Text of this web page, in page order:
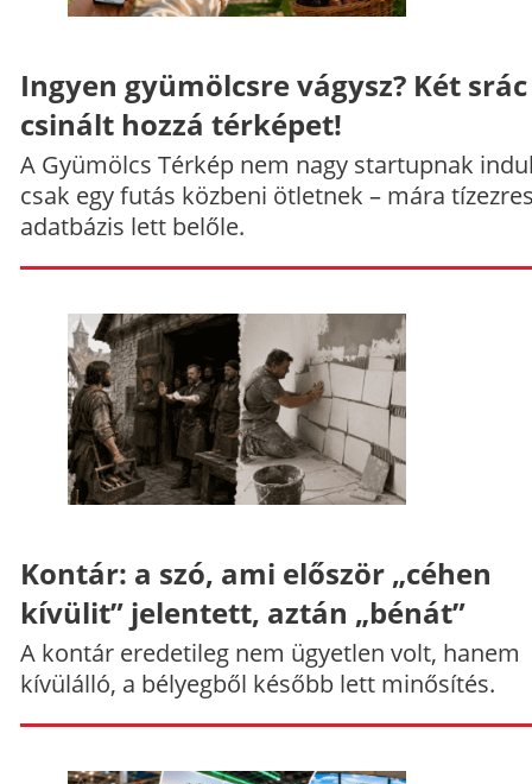
Ingyen gyümölcsre vágysz? Két srác
csinált hozzá térképet!
A Gyümölcs Térkép nem nagy startupnak
csak egy futás közbeni ötletnek – mára
adatbázis lett belőle.
Kontár: a szó, ami először „céhen
kívülit” jelentett, aztán „bénát”
A kontár eredetileg nem ügyetlen volt, hanem
kívülálló, a bélyegből később lett minősítés.